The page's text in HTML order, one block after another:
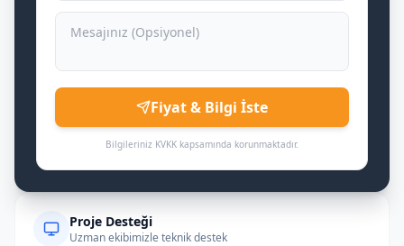
Fiyat & Bilgi İste
Bilgileriniz KVKK kapsamında korunmaktadır.
Proje Desteği
Uzman ekibimizle teknik destek